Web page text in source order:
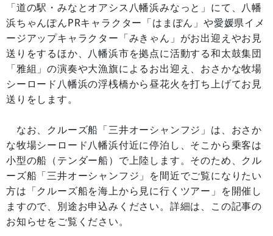
「道の駅・みなとオアシス八幡浜みなっと」にて、八幡
浜ちゃんぽんPRキャラクター「はまぽん」や愛媛県イメ
ージアップキャラクター「みきゃん」がお出迎えやお見
送りをするほか、八幡浜市を拠点に活動する和太鼓集団
「雅組」の演奏や大漁旗によるお出迎え、おさかな牧場
シーロード八幡浜の浮桟橋から昼花火を打ち上げてお見
送りをします。
なお、クルーズ船「三井オーシャンフジ」は、おさか
な牧場シーロード八幡浜付近に停泊し、そこから乗客は
小型の船（テンダー船）で上陸します。そのため、クル
ーズ船「三井オーシャンフジ」を間近でご覧になりたい
方は「クルーズ船を海上から見に行くツアー」を開催し
ますので、別途お申込みください。詳細は、この記事の
お知らせをご覧ください。